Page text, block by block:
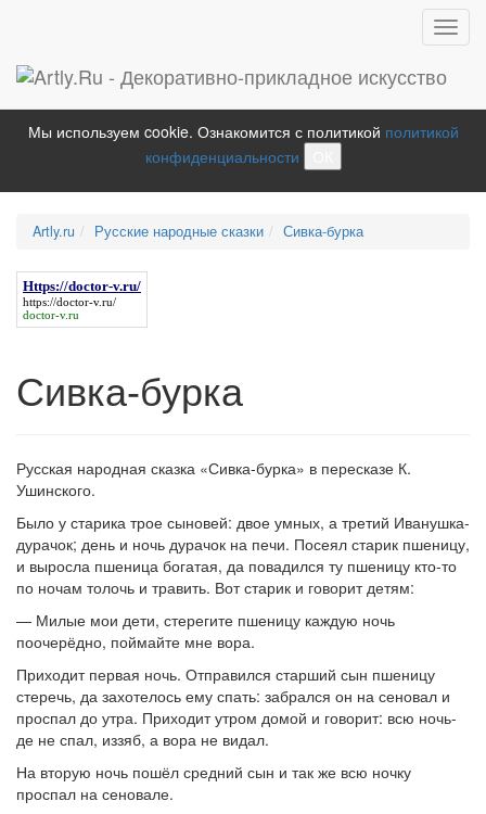
Мы используем cookie. Ознакомится с политикой политикой
конфиденциальности
Artly.ru Русские народные сказки Сивка-бурка
Https://doctor-v.ru/
https://doctor-v.ru/
doctor-v.ru
Сивка-бурка
Русская народная сказка «Сивка-бурка» в пересказе К.
Ушинского.
Было у старика трое сыновей: двое умных, а третий Иванушка-
дурачок; день и ночь дурачок на печи. Посеял старик пшеницу,
и выросла пшеница богатая, да повадился ту пшеницу кто-то
по ночам толочь и травить. Вот старик и говорит детям:
— Милые мои дети, стерегите пшеницу каждую ночь
поочерёдно, поймайте мне вора.
Приходит первая ночь. Отправился старший сын пшеницу
стеречь, да захотелось ему спать: забрался он на сеновал и
проспал до утра. Приходит утром домой и говорит: всю ночь-
де не спал, иззяб, а вора не видал.
На вторую ночь пошёл средний сын и так же всю ночку
проспал на сеновале.